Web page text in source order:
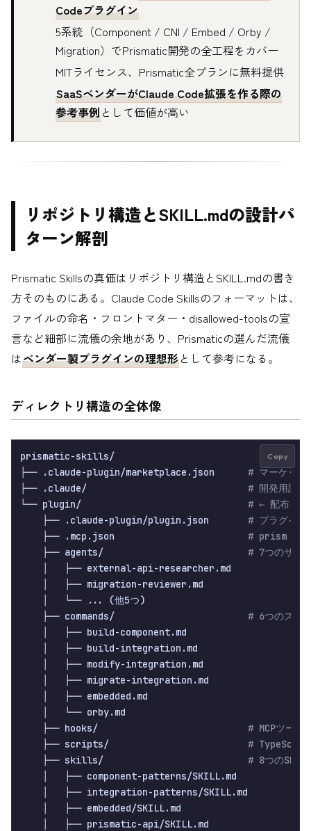
Codeプラグイン
5系統（Component / CNI / Embed / Orby /
Migration）でPrismatic開発の全工程をカバー
MITライセンス、Prismatic全プランに無料提供
SaaSベンダーがClaude Code拡張を作る際の
参考事例として価値が高い
リポジトリ構造とSKILL.mdの設計パ
ターン解剖
Prismatic Skillsの真価はリポジトリ構造とSKILL.mdの書き
方そのものにある。Claude Code Skillsのフォーマットは、
ファイルの命名・フロントマター・disallowed-toolsの宣
言など細部に流儀の余地があり、Prismaticの選んだ流儀
はベンダー製プラグインの理想形として参考になる。
ディレクトリ構造の全体像
prismatic-skills/
├── .claude-plugin/marketplace.json # マーケット
├── .claude/ # 開発用設定
└── plugin/ # ← 配布され
    ├── .claude-plugin/plugin.json
# プラグイ
    ├── .mcp.json
# prism MCP
    ├── agents/
# 7つのサブ
    │   ├── external-api-researcher.md
    │   ├── migration-reviewer.md
    │   └── ... (他5つ)
    ├── commands/
# 6つのスラ
    │   ├── build-component.md
    │   ├── build-integration.md
    │   ├── modify-integration.md
    │   ├── migrate-integration.md
    │   ├── embedded.md
    │   └── orby.md
    ├── hooks/
# MCPツール
    ├── scripts/
#
    ├── skills/
# 8つの
    │   ├── component-patterns/SKILL.md
    │   ├── integration-patterns/SKILL.md
    │   ├── embedded/SKILL.md
    │   ├── prismatic-api/SKILL.md
Copy